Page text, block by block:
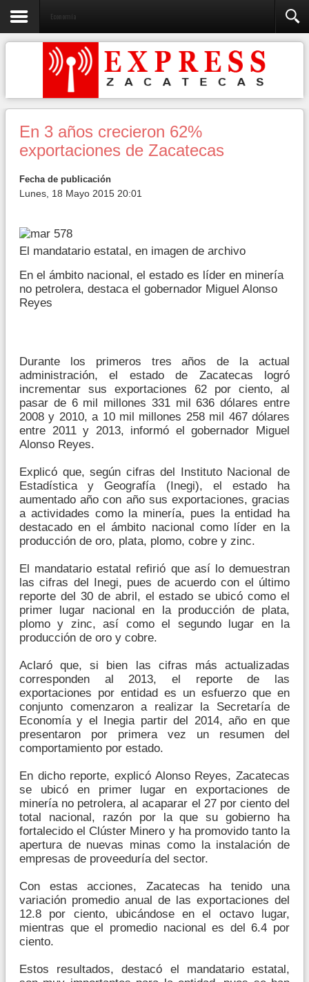
Economía
En 3 años crecieron 62%
exportaciones de Zacatecas
Fecha de publicación
Lunes, 18 Mayo 2015 20:01
El mandatario estatal, en imagen de archivo
En el ámbito nacional, el estado es líder en minería
no petrolera, destaca el gobernador Miguel Alonso
Reyes
Durante los primeros tres años de la actual
administración, el estado de Zacatecas logró
incrementar sus exportaciones 62 por ciento, al
pasar de 6 mil millones 331 mil 636 dólares entre
2008 y 2010, a 10 mil millones 258 mil 467 dólares
entre 2011 y 2013, informó el gobernador Miguel
Alonso Reyes.
Explicó que, según cifras del Instituto Nacional de
Estadística y Geografía (Inegi), el estado ha
aumentado año con año sus exportaciones, gracias
a actividades como la minería, pues la entidad ha
destacado en el ámbito nacional como líder en la
producción de oro, plata, plomo, cobre y zinc.
El mandatario estatal refirió que así lo demuestran
las cifras del Inegi, pues de acuerdo con el último
reporte del 30 de abril, el estado se ubicó como el
primer lugar nacional en la producción de plata,
plomo y zinc, así como el segundo lugar en la
producción de oro y cobre.
Aclaró que, si bien las cifras más actualizadas
corresponden al 2013, el reporte de las
exportaciones por entidad es un esfuerzo que en
conjunto comenzaron a realizar la Secretaría de
Economía y el Inegia partir del 2014, año en que
presentaron por primera vez un resumen del
comportamiento por estado.
En dicho reporte, explicó Alonso Reyes, Zacatecas
se ubicó en primer lugar en exportaciones de
minería no petrolera, al acaparar el 27 por ciento del
total nacional, razón por la que su gobierno ha
fortalecido el Clúster Minero y ha promovido tanto la
apertura de nuevas minas como la instalación de
empresas de proveeduría del sector.
Con estas acciones, Zacatecas ha tenido una
variación promedio anual de las exportaciones del
12.8 por ciento, ubicándose en el octavo lugar,
mientras que el promedio nacional es del 6.4 por
ciento.
Estos resultados, destacó el mandatario estatal,